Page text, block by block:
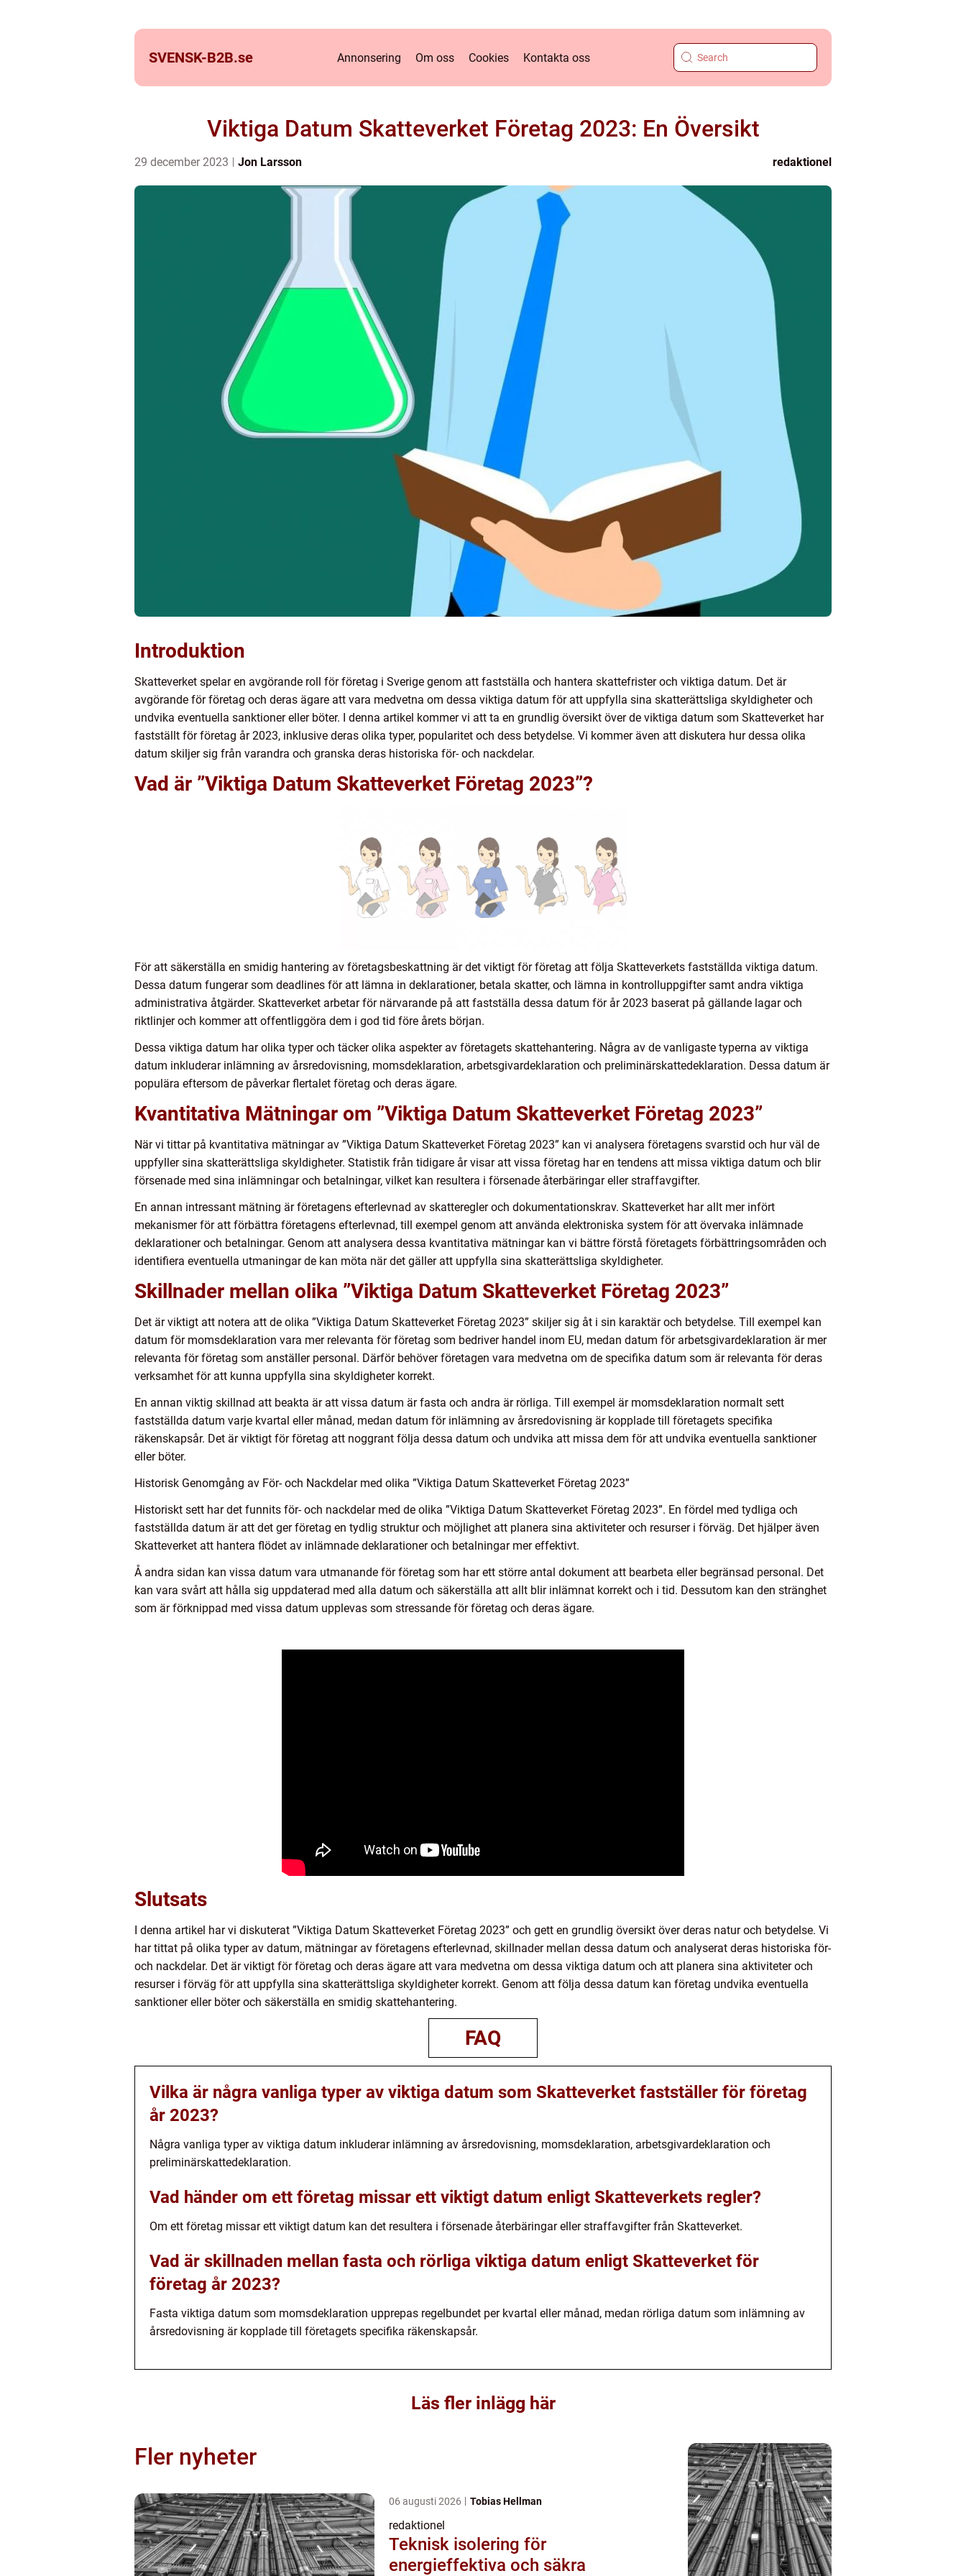
SVENSK-B2B.se Annonsering Om oss Cookies Kontakta oss
Viktiga Datum Skatteverket Företag 2023: En Översikt
29 december 2023 Jon Larsson redaktionel
Introduktion
Skatteverket spelar en avgörande roll för företag i Sverige genom att fastställa och hantera skattefrister och viktiga datum. Det är
avgörande för företag och deras ägare att vara medvetna om dessa viktiga datum för att uppfylla sina skatterättsliga skyldigheter och
undvika eventuella sanktioner eller böter. I denna artikel kommer vi att ta en grundlig översikt över de viktiga datum som Skatteverket har
fastställt för företag år 2023, inklusive deras olika typer, popularitet och dess betydelse. Vi kommer även att diskutera hur dessa olika
datum skiljer sig från varandra och granska deras historiska för- och nackdelar.
Vad är ”Viktiga Datum Skatteverket Företag 2023”?
För att säkerställa en smidig hantering av företagsbeskattning är det viktigt för företag att följa Skatteverkets fastställda viktiga datum.
Dessa datum fungerar som deadlines för att lämna in deklarationer, betala skatter, och lämna in kontrolluppgifter samt andra viktiga
administrativa åtgärder. Skatteverket arbetar för närvarande på att fastställa dessa datum för år 2023 baserat på gällande lagar och
riktlinjer och kommer att offentliggöra dem i god tid före årets början.
Dessa viktiga datum har olika typer och täcker olika aspekter av företagets skattehantering. Några av de vanligaste typerna av viktiga
datum inkluderar inlämning av årsredovisning, momsdeklaration, arbetsgivardeklaration och preliminärskattedeklaration. Dessa datum är
populära eftersom de påverkar flertalet företag och deras ägare.
Kvantitativa Mätningar om ”Viktiga Datum Skatteverket Företag 2023”
När vi tittar på kvantitativa mätningar av ”Viktiga Datum Skatteverket Företag 2023” kan vi analysera företagens svarstid och hur väl de
uppfyller sina skatterättsliga skyldigheter. Statistik från tidigare år visar att vissa företag har en tendens att missa viktiga datum och blir
försenade med sina inlämningar och betalningar, vilket kan resultera i försenade återbäringar eller straffavgifter.
En annan intressant mätning är företagens efterlevnad av skatteregler och dokumentationskrav. Skatteverket har allt mer infört
mekanismer för att förbättra företagens efterlevnad, till exempel genom att använda elektroniska system för att övervaka inlämnade
deklarationer och betalningar. Genom att analysera dessa kvantitativa mätningar kan vi bättre förstå företagets förbättringsområden och
identifiera eventuella utmaningar de kan möta när det gäller att uppfylla sina skatterättsliga skyldigheter.
Skillnader mellan olika ”Viktiga Datum Skatteverket Företag 2023”
Det är viktigt att notera att de olika ”Viktiga Datum Skatteverket Företag 2023” skiljer sig åt i sin karaktär och betydelse. Till exempel kan
datum för momsdeklaration vara mer relevanta för företag som bedriver handel inom EU, medan datum för arbetsgivardeklaration är mer
relevanta för företag som anställer personal. Därför behöver företagen vara medvetna om de specifika datum som är relevanta för deras
verksamhet för att kunna uppfylla sina skyldigheter korrekt.
En annan viktig skillnad att beakta är att vissa datum är fasta och andra är rörliga. Till exempel är momsdeklaration normalt sett
fastställda datum varje kvartal eller månad, medan datum för inlämning av årsredovisning är kopplade till företagets specifika
räkenskapsår. Det är viktigt för företag att noggrant följa dessa datum och undvika att missa dem för att undvika eventuella sanktioner
eller böter.
Historisk Genomgång av För- och Nackdelar med olika ”Viktiga Datum Skatteverket Företag 2023”
Historiskt sett har det funnits för- och nackdelar med de olika ”Viktiga Datum Skatteverket Företag 2023”. En fördel med tydliga och
fastställda datum är att det ger företag en tydlig struktur och möjlighet att planera sina aktiviteter och resurser i förväg. Det hjälper även
Skatteverket att hantera flödet av inlämnade deklarationer och betalningar mer effektivt.
Å andra sidan kan vissa datum vara utmanande för företag som har ett större antal dokument att bearbeta eller begränsad personal. Det
kan vara svårt att hålla sig uppdaterad med alla datum och säkerställa att allt blir inlämnat korrekt och i tid. Dessutom kan den stränghet
som är förknippad med vissa datum upplevas som stressande för företag och deras ägare.
Slutsats
I denna artikel har vi diskuterat ”Viktiga Datum Skatteverket Företag 2023” och gett en grundlig översikt över deras natur och betydelse. Vi
har tittat på olika typer av datum, mätningar av företagens efterlevnad, skillnader mellan dessa datum och analyserat deras historiska för-
och nackdelar. Det är viktigt för företag och deras ägare att vara medvetna om dessa viktiga datum och att planera sina aktiviteter och
resurser i förväg för att uppfylla sina skatterättsliga skyldigheter korrekt. Genom att följa dessa datum kan företag undvika eventuella
sanktioner eller böter och säkerställa en smidig skattehantering.
FAQ
Vilka är några vanliga typer av viktiga datum som Skatteverket fastställer för företag
år 2023?
Några vanliga typer av viktiga datum inkluderar inlämning av årsredovisning, momsdeklaration, arbetsgivardeklaration och
preliminärskattedeklaration.
Vad händer om ett företag missar ett viktigt datum enligt Skatteverkets regler?
Om ett företag missar ett viktigt datum kan det resultera i försenade återbäringar eller straffavgifter från Skatteverket.
Vad är skillnaden mellan fasta och rörliga viktiga datum enligt Skatteverket för
företag år 2023?
Fasta viktiga datum som momsdeklaration upprepas regelbundet per kvartal eller månad, medan rörliga datum som inlämning av
årsredovisning är kopplade till företagets specifika räkenskapsår.
Läs fler inlägg här
Fler nyheter
06 augusti 2026 Tobias Hellman
redaktionel
Teknisk isolering för
energieffektiva och säkra